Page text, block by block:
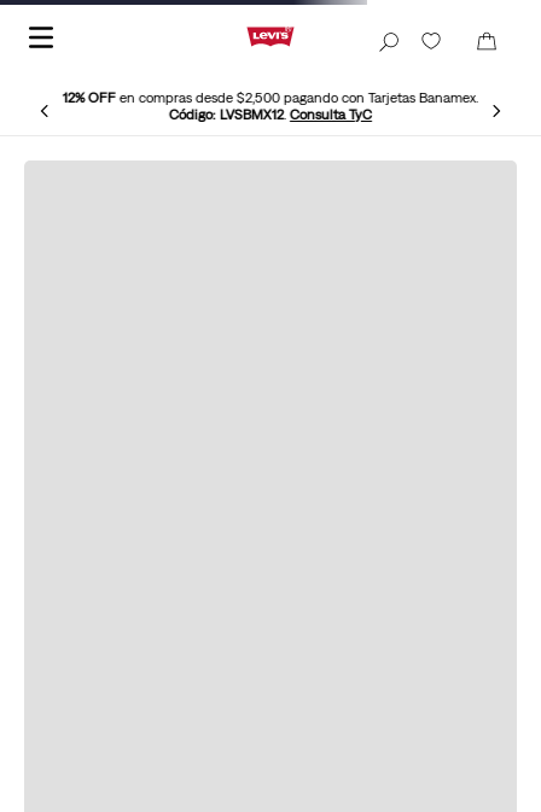
12% OFFen compras desde $2,500 pagando con Tarjetas Banamex.
Código: LVSBMX12. Consulta TyC